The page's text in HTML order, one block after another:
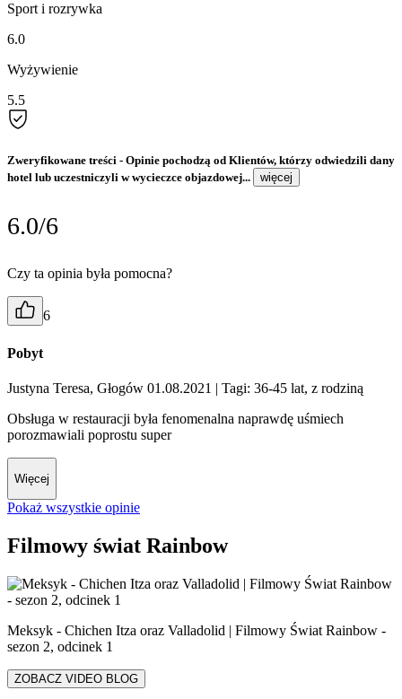
Sport i rozrywka
6.0
Wyżywienie
5.5
Zweryfikowane treści - Opinie pochodzą od Klientów, którzy odwiedzili dany
hotel lub uczestniczyli w wycieczce objazdowej...
więcej
6.0/6
Czy ta opinia była pomocna?
6
Pobyt
Justyna Teresa, Głogów 01.08.2021 | Tagi: 36-45 lat, z rodziną
Obsługa w restauracji była fenomenalna naprawdę uśmiech
porozmawiali poprostu super
Więcej
Pokaż wszystkie opinie
Filmowy świat Rainbow
Meksyk - Chichen Itza oraz Valladolid | Filmowy Świat Rainbow -
sezon 2, odcinek 1
ZOBACZ VIDEO BLOG